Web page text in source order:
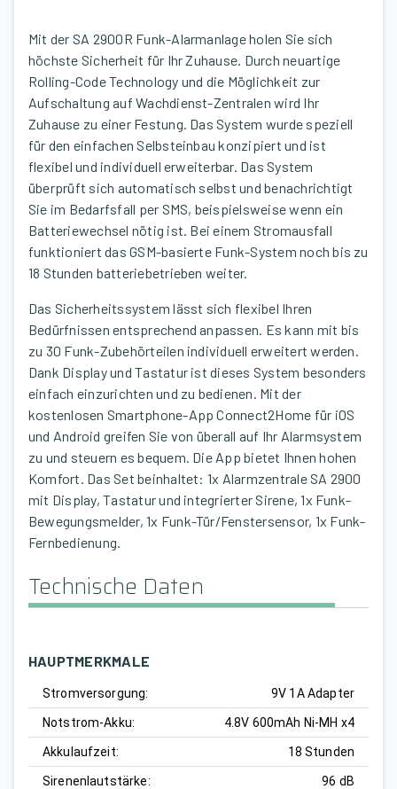
Mit der SA 2900R Funk-Alarmanlage holen Sie sich
höchste Sicherheit für Ihr Zuhause. Durch neuartige
Rolling-Code Technology und die Möglichkeit zur
Aufschaltung auf Wachdienst-Zentralen wird Ihr
Zuhause zu einer Festung. Das System wurde speziell
für den einfachen Selbsteinbau konzipiert und ist
flexibel und individuell erweiterbar. Das System
überprüft sich automatisch selbst und benachrichtigt
Sie im Bedarfsfall per SMS, beispielsweise wenn ein
Batteriewechsel nötig ist. Bei einem Stromausfall
funktioniert das GSM-basierte Funk-System noch bis zu
18 Stunden batteriebetrieben weiter.
Das Sicherheitssystem lässt sich flexibel Ihren
Bedürfnissen entsprechend anpassen. Es kann mit bis
zu 30 Funk-Zubehörteilen individuell erweitert werden.
Dank Display und Tastatur ist dieses System besonders
einfach einzurichten und zu bedienen. Mit der
kostenlosen Smartphone-App Connect2Home für iOS
und Android greifen Sie von überall auf Ihr Alarmsystem
zu und steuern es bequem. Die App bietet Ihnen hohen
Komfort. Das Set beinhaltet: 1x Alarmzentrale SA 2900
mit Display, Tastatur und integrierter Sirene, 1x Funk-
Bewegungsmelder, 1x Funk-Tür/Fenstersensor, 1x Funk-
Fernbedienung.
Technische Daten
HAUPTMERKMALE
Stromversorgung: 9V 1A Adapter
Notstrom-Akku: 4.8V 600mAh Ni-MH x4
Akkulaufzeit: 18 Stunden
Sirenenlautstärke: 96 dB